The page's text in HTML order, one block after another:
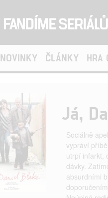
NOVINKY ČLÁNKY HRA
Já,
Sociálně
vypráví
utrpí infarkt,
dávky.
absurdními